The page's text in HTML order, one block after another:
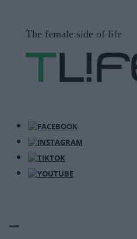
The female side of life